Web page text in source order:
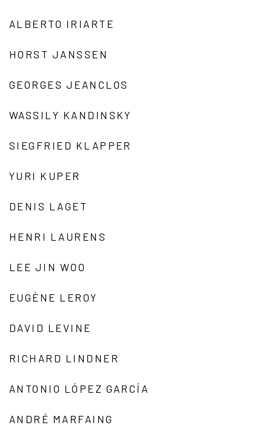
ALBERTO IRIARTE
HORST JANSSEN
GEORGES JEANCLOS
WASSILY KANDINSKY
SIEGFRIED KLAPPER
YURI KUPER
DENIS LAGET
HENRI LAURENS
LEE JIN WOO
EUGÈNE LEROY
DAVID LEVINE
RICHARD LINDNER
ANTONIO LÓPEZ GARCÍA
ANDRÉ MARFAING